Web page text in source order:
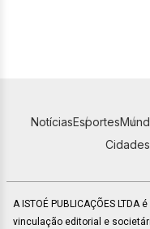
NotíciasEsportes
Cidades
A ISTOÉ PUBLICAÇÕES
vinculação editorial e